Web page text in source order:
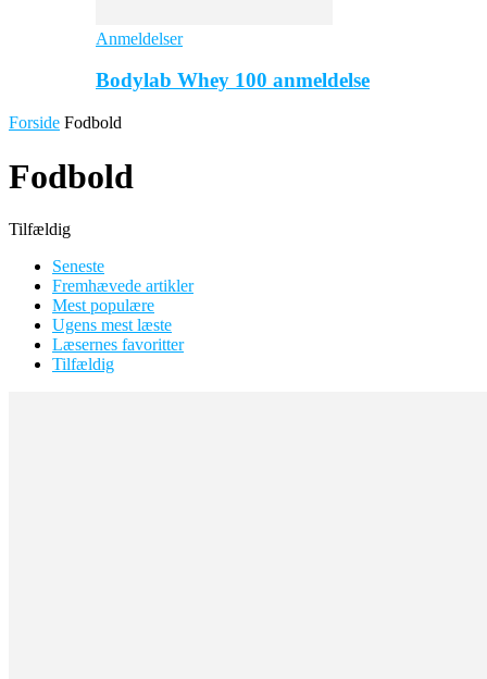
Anmeldelser
Bodylab Whey 100 anmeldelse
Forside Fodbold
Fodbold
Tilfældig
Seneste
Fremhævede artikler
Mest populære
Ugens mest læste
Læsernes favoritter
Tilfældig